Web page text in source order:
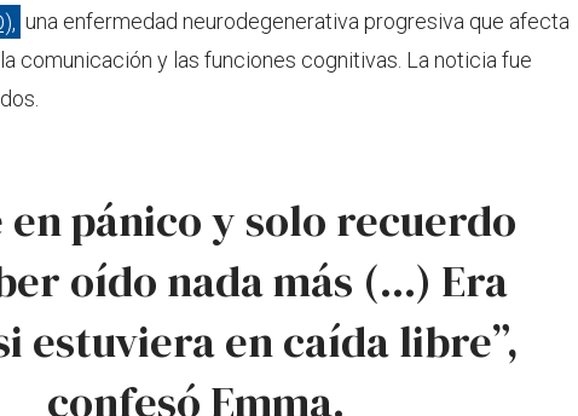
una enfermedad neurodegenerativa progresiva que afecta
comunicación y las funciones cognitivas. La noticia fue
en pánico y solo recuerdo
oído nada más (...) Era
estuviera en caída libre”,
confesó Emma.